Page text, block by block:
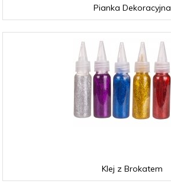
Pianka Dekoracyjna
Klej z Brokatem